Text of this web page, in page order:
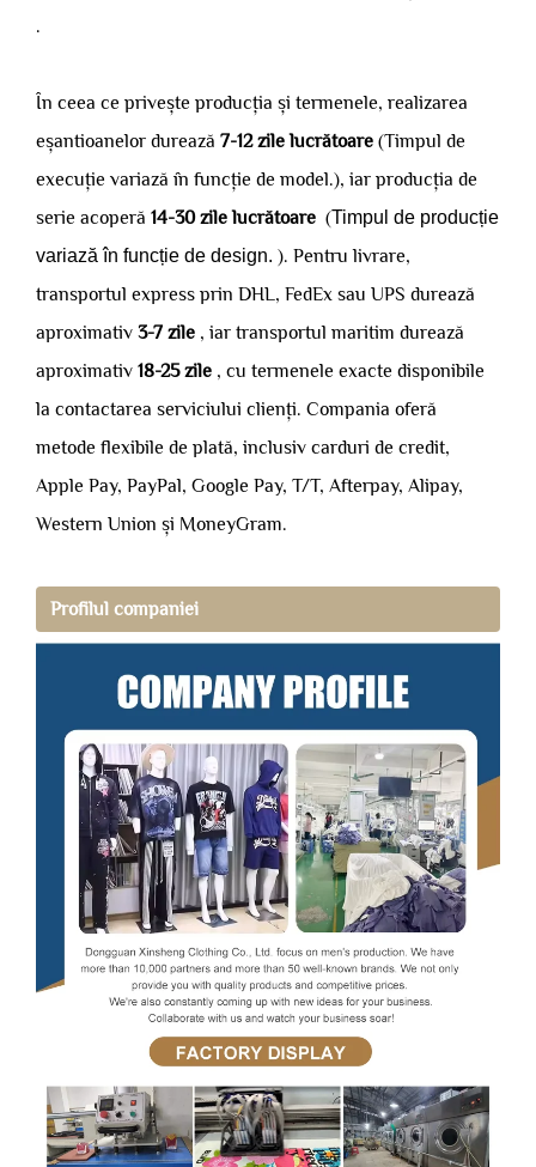
.
În ceea ce privește producția și termenele, realizarea
eșantioanelor durează 7-12 zile lucrătoare (Timpul de
execuție variază în funcție de model.), iar producția de
serie acoperă 14-30 zile lucrătoare (Timpul de producție
variază în funcție de design. ). Pentru livrare,
transportul express prin DHL, FedEx sau UPS durează
aproximativ 3-7 zile , iar transportul maritim durează
aproximativ 18-25 zile , cu termenele exacte disponibile
la contactarea serviciului clienți. Compania oferă
metode flexibile de plată, inclusiv carduri de credit,
Apple Pay, PayPal, Google Pay, T/T, Afterpay, Alipay,
Western Union și MoneyGram.
Profilul companiei